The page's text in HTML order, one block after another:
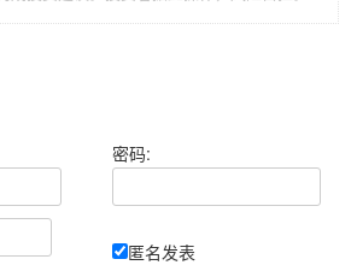
密码:
匿名发表